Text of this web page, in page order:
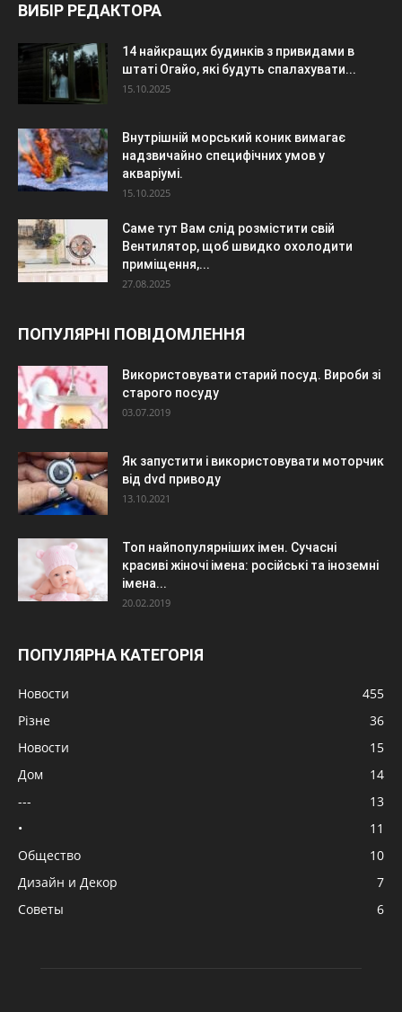
ВИБІР РЕДАКТОРА
14 найкращих будинків з привидами в
штаті Огайо, які будуть спалахувати...
15.10.2025
Внутрішній морський коник вимагає
надзвичайно специфічних умов у
акваріумі.
15.10.2025
Саме тут Вам слід розмістити свій
Вентилятор, щоб швидко охолодити
приміщення,...
27.08.2025
ПОПУЛЯРНІ ПОВІДОМЛЕННЯ
Використовувати старий посуд. Вироби зі
старого посуду
03.07.2019
Як запустити і використовувати моторчик
від dvd приводу
13.10.2021
Топ найпопулярніших імен. Сучасні
красиві жіночі імена: російські та іноземні
імена...
20.02.2019
ПОПУЛЯРНА КАТЕГОРІЯ
Новости
455
Різне
36
Новости
15
Дом
14
---
13
•
11
Общество
10
Дизайн и Декор
7
Советы
6